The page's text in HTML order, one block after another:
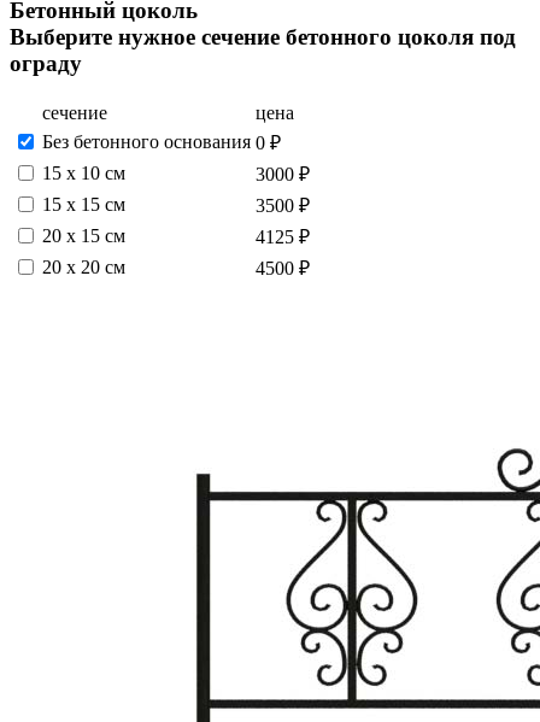
Бетонный цоколь
Выберите нужное сечение бетонного цоколя под
ограду
сечение
цена
Без бетонного основания 0 ₽
15 х 10 см
3000 ₽
15 x 15 см
3500 ₽
20 x 15 см
4125 ₽
20 x 20 см
4500 ₽